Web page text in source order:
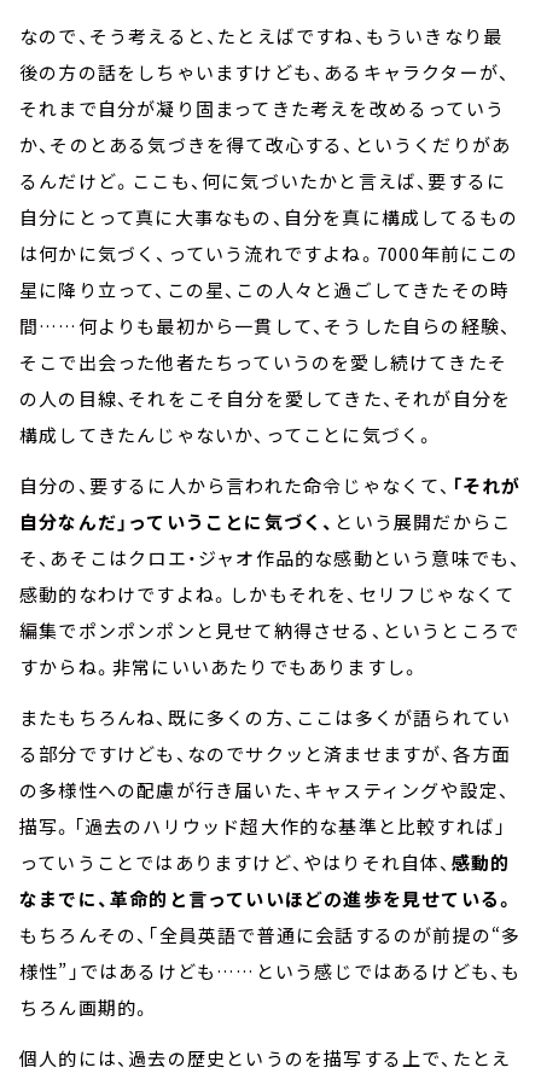
なので、そう考えると、たとえばですね、もういきなり最
後の方の話をしちゃいますけども、あるキャラクターが、
それまで自分が凝り固まってきた考えを改めるっていう
か、そのとある気づきを得て改心する、というくだりがあ
るんだけど。ここも、何に気づいたかと言えば、要するに
自分にとって真に大事なもの、自分を真に構成してるもの
は何かに気づく、っていう流れですよね。7000年前にこの
星に降り立って、この星、この人々と過ごしてきたその時
間……何よりも最初から一貫して、そうした自らの経験、
そこで出会った他者たちっていうのを愛し続けてきたそ
の人の目線、それをこそ自分を愛してきた、それが自分を
構成してきたんじゃないか、ってことに気づく。
自分の、要するに人から言われた命令じゃなくて、 「それが
自分なんだ」っていうことに気づく、 という展開だからこ
そ、あそこはクロエ・ジャオ作品的な感動という意味でも、
感動的なわけですよね。しかもそれを、セリフじゃなくて
編集でポンポンポンと見せて納得させる、というところで
すからね。非常にいいあたりでもありますし。
またもちろんね、既に多くの方、ここは多くが語られてい
る部分ですけども、なのでサクッと済ませますが、各方面
の多様性への配慮が行き届いた、キャスティングや設定、
描写。「過去のハリウッド超大作的な基準と比較すれば」
っていうことではありますけど、やはりそれ自体、 感動的
なまでに、革命的と言っていいほどの進歩を見せている。
もちろんその、「全員英語で普通に会話するのが前提の“多
様性”」ではあるけども……という感じではあるけども、も
ちろん画期的。
個人的には、過去の歴史というのを描写する上で、たとえ